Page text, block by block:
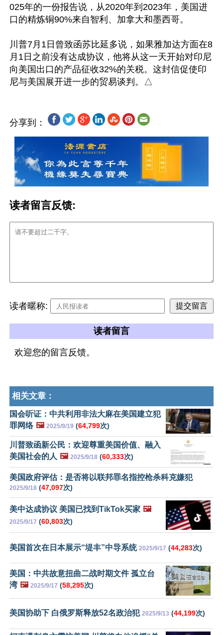
025年的一份报告说，从2020年到2023年，美国进
口的精炼铜90%来自智利、加拿大和墨西哥。
川普7月1日曾致函苏比延多说，如果雅加达方面在8
月1日之前没有达成协议，他将从这一天开始对印尼
向美国出口的产品征收32%的关税。这封信促使印
分享到：
读者留言反馈:
读者暱称:
读者留言
欢迎您的留言反馈。
相关文章：
国会听证：中共利用非法大麻在美国建立犯
罪网络 🖼️ 2025/9/19 (64,799次)
川普致函新公民：欢迎尊重美国价值、融入
美国社会的人 🖼️ 2025/9/18 (60,333次)
美国政府评估：是否将以联邦罪名指控枪杀科克嫌犯
2025/9/18 (47,097次)
美中达成协议 美国已找到TikTok买家 🖼️
2025/9/17 (60,803次)
美国首次在日本展示“堤丰”中导系统 2025/9/17 (44,283次)
美国：中共故意扭曲二战时期文件 孤立台
湾 🖼️ 2025/9/17 (58,295次)
美国协助下 白俄罗斯释放52名政治犯 2025/9/13 (44,199次)